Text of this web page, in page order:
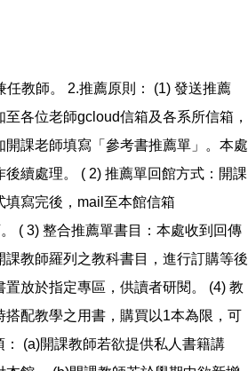
任教師。 2.推薦原則： (1) 發送推薦
各位老師gcloud信箱及各系所信箱，
開課老師填寫「參考書推薦單」。本處
續處理。 ( 2) 推薦單回館方式：開課
填寫完後，mail至本館信箱
( 3) 整合推薦單書目：本處收到回傳
課教師羅列之教科書目，進行訂購等後
放於指定專區，供讀者研閱。 (4) 教
搭配教學之用書，購買以1本為限，可
(a)開課教師若欲提供私人書籍講